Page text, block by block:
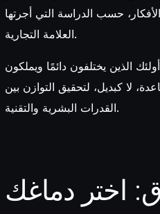
الأفكار، حسب الدراسة التي أجرتها BCG وهارفارد. هذا يعني خنق الابتكار، وهو ما يمثل تهديدًا خطيرًا لهوية
العلامة التجارية.
الذين يختلفون دائمًا ويملكون
لا كبديل، لتحقيق التوازن بين
القدرات البشرية والتقنية.
اختر دماغك